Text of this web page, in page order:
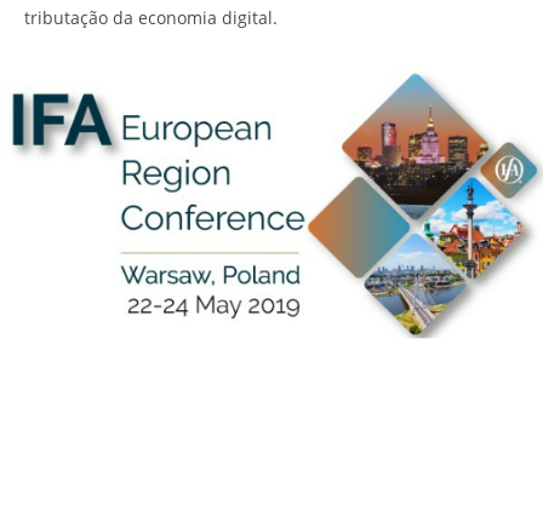
tributação da economia digital.